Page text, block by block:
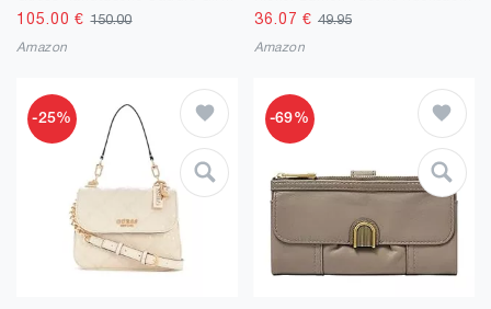
105.00 €150.00
Amazon
36.07 € 49.95
Amazon
-25% -69%